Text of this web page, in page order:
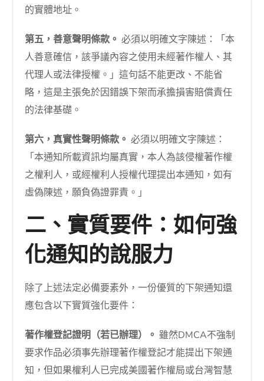
的實體地址。
第五，善意聲明條款。 必須以明確文字陳述：「本
人善意確信，該爭議內容之使用未經著作權人、其
代理人或法律授權。」這句話不能更改、不能省
略，這是主張免於因錯誤下架而承擔損害賠償責任
的法律基礎。
第六，真實性聲明條款。 必須以明確文字陳述：
「本通知所載資訊均屬真實，本人為該侵權著作權
之權利人，或經權利人授權代理提出本通知，如有
虛偽陳述，願負偽證罪責。」
二、實質要件：如何強
化通知的說服力
除了上述法定必備要素外，一份優質的下架通知還
應包含以下實質強化要件：
著作權登記證明（若已辦理）。 雖然DMCA不強制
要求作品必須事先辦理著作權登記才能提出下架通
知，但如果權利人已完成美國著作權局或台灣智慧